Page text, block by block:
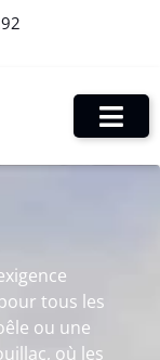
tous les
ou une
où les